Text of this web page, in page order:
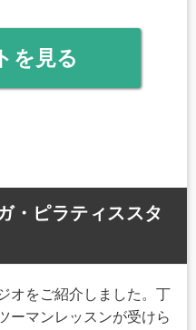
を見る
・ピラティススタ
オをご紹介しました。丁
ーマンレッスンが受けら